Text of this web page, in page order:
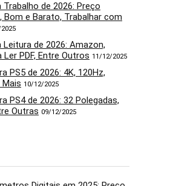
de 2026: Preço
Bom e Barato, Trabalhar com
de 2026: Amazon,
PDF, Entre Outros 11/12/2025
PS5 de 2026: 4K, 120Hz,
10/12/2025
PS4 de 2026: 32 Polegadas,
Outras 09/12/2025